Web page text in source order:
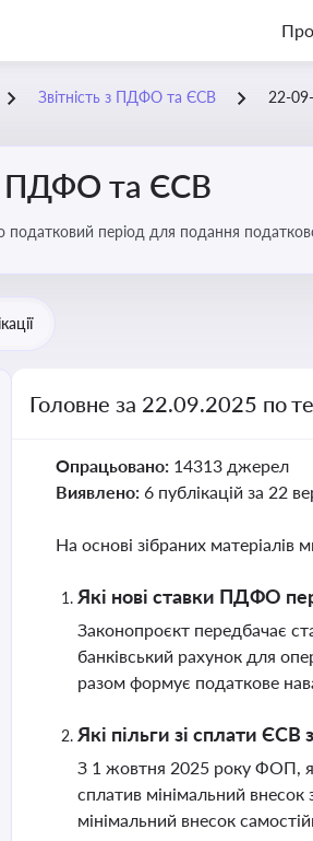
Звітність з ПДФО та ЄСВ 22-
ПДФО та ЄСВ
податковий період для подання
Головне за 22.09.2025 по
Опрацьовано: 14313 джерел
Виявлено: 6 публікацій за 22
На основі зібраних матеріалів
Які нові ставки ПДФО
Законопроєкт передбачає
банківський рахунок для
разом формує податкове
Які пільги зі сплати
З 1 жовтня 2025 року ФОП,
сплатив мінімальний
мінімальний внесок